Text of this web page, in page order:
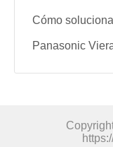
Cómo
Panasonic